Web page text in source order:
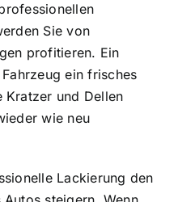
Sie von
profitieren. Ein
ein frisches
Kratzer und Dellen
wie neu
Lackierung den